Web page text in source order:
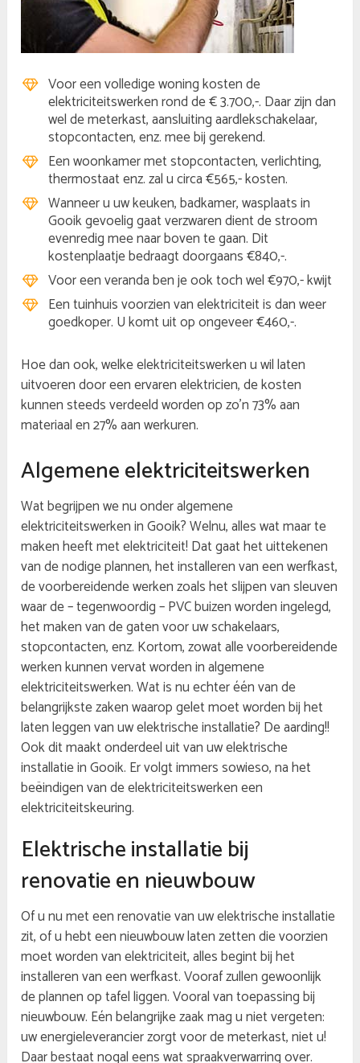
Voor een volledige woning kosten de
elektriciteitswerken rond de € 3.700,-. Daar zijn dan
wel de meterkast, aansluiting aardlekschakelaar,
stopcontacten, enz. mee bij gerekend.
Een woonkamer met stopcontacten, verlichting,
thermostaat enz. zal u circa €565,- kosten.
Wanneer u uw keuken, badkamer, wasplaats in
Gooik gevoelig gaat verzwaren dient de stroom
evenredig mee naar boven te gaan. Dit
kostenplaatje bedraagt doorgaans €840,-.
Voor een veranda ben je ook toch wel €970,- kwijt
Een tuinhuis voorzien van elektriciteit is dan weer
goedkoper. U komt uit op ongeveer €460,-.
Hoe dan ook, welke elektriciteitswerken u wil laten
uitvoeren door een ervaren elektricien, de kosten
kunnen steeds verdeeld worden op zo’n 73% aan
materiaal en 27% aan werkuren.
Algemene elektriciteitswerken
Wat begrijpen we nu onder algemene
elektriciteitswerken in Gooik? Welnu, alles wat maar te
maken heeft met elektriciteit! Dat gaat het uittekenen
van de nodige plannen, het installeren van een werfkast,
de voorbereidende werken zoals het slijpen van sleuven
waar de – tegenwoordig – PVC buizen worden ingelegd,
het maken van de gaten voor uw schakelaars,
stopcontacten, enz. Kortom, zowat alle voorbereidende
werken kunnen vervat worden in algemene
elektriciteitswerken. Wat is nu echter één van de
belangrijkste zaken waarop gelet moet worden bij het
laten leggen van uw elektrische installatie? De aarding!!
Ook dit maakt onderdeel uit van uw elektrische
installatie in Gooik. Er volgt immers sowieso, na het
beëindigen van de elektriciteitswerken een
elektriciteitskeuring.
Elektrische installatie bij
renovatie en nieuwbouw
Of u nu met een renovatie van uw elektrische installatie
zit, of u hebt een nieuwbouw laten zetten die voorzien
moet worden van elektriciteit, alles begint bij het
installeren van een werfkast. Vooraf zullen gewoonlijk
de plannen op tafel liggen. Vooral van toepassing bij
nieuwbouw. Eén belangrijke zaak mag u niet vergeten:
uw energieleverancier zorgt voor de meterkast, niet u!
Daar bestaat nogal eens wat spraakverwarring over.